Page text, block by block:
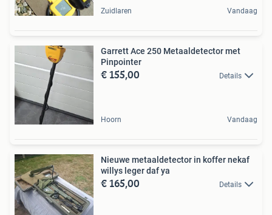
Zuidlaren Vandaag
Garrett Ace 250 Metaaldetector met
Pinpointer
€ 155,00 Details
Hoorn Vandaag
Nieuwe metaaldetector in koffer nekaf
willys leger daf ya
€ 165,00 Details